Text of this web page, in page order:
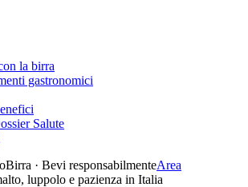
la birra
gastronomici
Salute
· Bevi responsabilmenteArea
luppolo e pazienza in Italia